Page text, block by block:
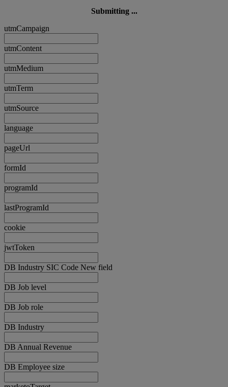
Submitting ...
utmCampaign
utmContent
utmMedium
utmTerm
utmSource
language
pageUrl
formId
programId
lastProgramId
cookie
jwtToken
DB Industry SIC Code New field
DB Job level
DB Job role
DB Industry
DB Annual Revenue
DB Employee size